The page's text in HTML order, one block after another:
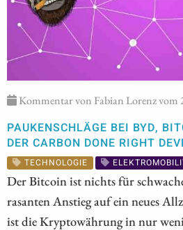
Kommentar von Fabian Lorenz vom
PAUKENSCHLÄGE BEI BYD,
DER CARBON DONE RIGHT
TECHNOLOGIE
Der Bitcoin ist nichts für
rasanten Anstieg auf ein neues
ist die Kryptowährung in nur